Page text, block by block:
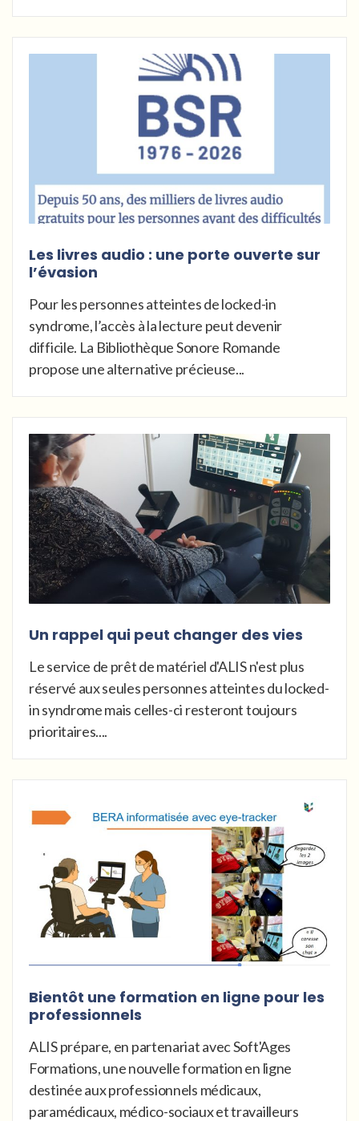
Les livres audio : une porte ouverte sur
l’évasion
Pour les personnes atteintes de locked-in
syndrome, l’accès à la lecture peut devenir
difficile. La Bibliothèque Sonore Romande
propose une alternative précieuse...
Un rappel qui peut changer des vies
Le service de prêt de matériel d'ALIS n'est plus
réservé aux seules personnes atteintes du locked-
in syndrome mais celles-ci resteront toujours
prioritaires....
Bientôt une formation en ligne pour les
professionnels
ALIS prépare, en partenariat avec Soft'Ages
Formations, une nouvelle formation en ligne
destinée aux professionnels médicaux,
paramédicaux, médico-sociaux et travailleurs